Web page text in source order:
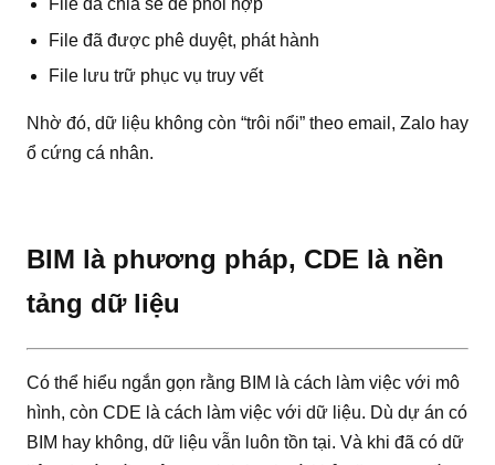
File đã chia sẻ để phối hợp
File đã được phê duyệt, phát hành
File lưu trữ phục vụ truy vết
Nhờ đó, dữ liệu không còn “trôi nổi” theo email, Zalo hay
ổ cứng cá nhân.
BIM là phương pháp, CDE là nền
tảng dữ liệu
Có thể hiểu ngắn gọn rằng BIM là cách làm việc với mô
hình, còn CDE là cách làm việc với dữ liệu. Dù dự án có
BIM hay không, dữ liệu vẫn luôn tồn tại. Và khi đã có dữ